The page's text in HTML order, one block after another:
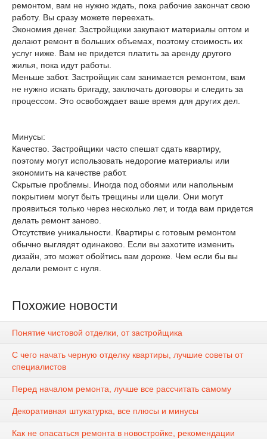
ремонтом, вам не нужно ждать, пока рабочие закончат свою
работу. Вы сразу можете переехать.
Экономия денег. Застройщики закупают материалы оптом и
делают ремонт в больших объемах, поэтому стоимость их
услуг ниже. Вам не придется платить за аренду другого
жилья, пока идут работы.
Меньше забот. Застройщик сам занимается ремонтом, вам
не нужно искать бригаду, заключать договоры и следить за
процессом. Это освобождает ваше время для других дел.
Минусы:
Качество. Застройщики часто спешат сдать квартиру,
поэтому могут использовать недорогие материалы или
экономить на качестве работ.
Скрытые проблемы. Иногда под обоями или напольным
покрытием могут быть трещины или щели. Они могут
проявиться только через несколько лет, и тогда вам придется
делать ремонт заново.
Отсутствие уникальности. Квартиры с готовым ремонтом
обычно выглядят одинаково. Если вы захотите изменить
дизайн, это может обойтись вам дороже. Чем если бы вы
делали ремонт с нуля.
Похожие новости
Понятие чистовой отделки, от застройщика
С чего начать черную отделку квартиры, лучшие советы от
специалистов
Перед началом ремонта, лучше все рассчитать самому
Декоративная штукатурка, все плюсы и минусы
Как не опасаться ремонта в новостройке, рекомендации